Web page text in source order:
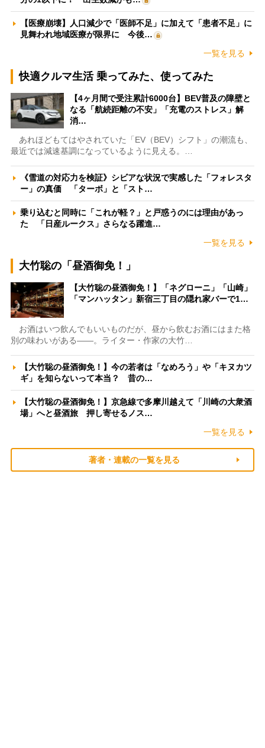
【医療崩壊】人口減少で「医師不足」に加えて「患者不足」に
見舞われ地域医療が限界に 今後…
一覧を見る
快適クルマ生活 乗ってみた、使ってみた
【4ヶ月間で受注累計6000台】BEV普及の障壁と
なる「航続距離の不安」「充電のストレス」解
消…
あれほどもてはやされていた「EV（BEV）シフト」の潮流も、
最近では減速基調になっているように見える。…
《雪道の対応力を検証》シビアな状況で実感した「フォレスタ
ー」の真価 「ターボ」と「スト…
乗り込むと同時に「これが軽？」と戸惑うのには理由があっ
た 「日産ルークス」さらなる躍進…
一覧を見る
大竹聡の「昼酒御免！」
【大竹聡の昼酒御免！】「ネグローニ」「山崎」
「マンハッタン」新宿三丁目の隠れ家バーで1…
お酒はいつ飲んでもいいものだが、昼から飲むお酒にはまた格
別の味わいがある――。ライター・作家の大竹…
【大竹聡の昼酒御免！】今の若者は「なめろう」や「キヌカツ
ギ」を知らないって本当？ 昔の…
【大竹聡の昼酒御免！】京急線で多摩川越えて「川崎の大衆酒
場」へと昼酒旅 押し寄せるノス…
一覧を見る
著者・連載の一覧を見る